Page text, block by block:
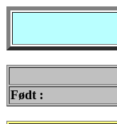
Født :